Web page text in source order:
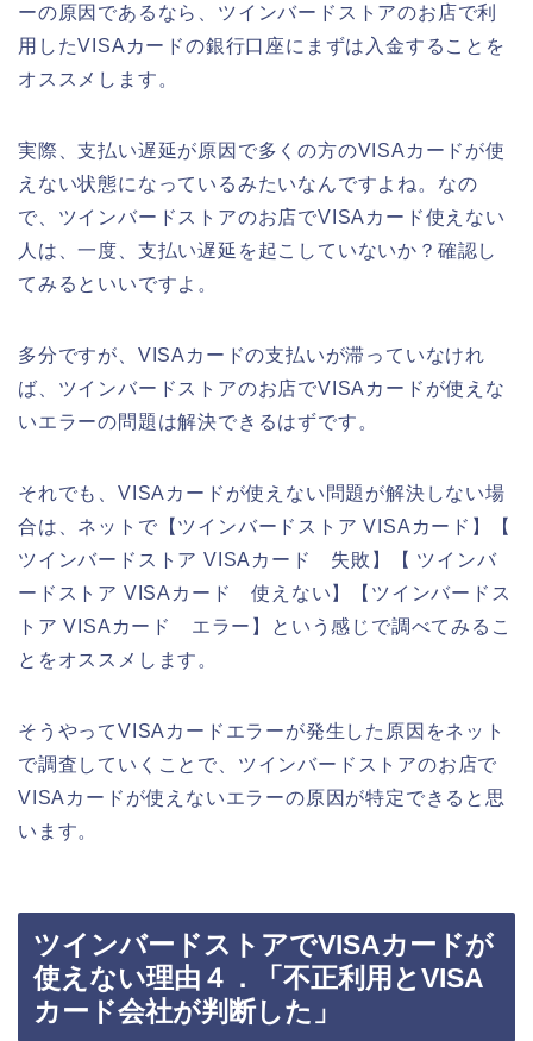
ーの原因であるなら、ツインバードストアのお店で利
用したVISAカードの銀行口座にまずは入金することを
オススメします。
実際、支払い遅延が原因で多くの方のVISAカードが使
えない状態になっているみたいなんですよね。なの
で、ツインバードストアのお店でVISAカード使えない
人は、一度、支払い遅延を起こしていないか？確認し
てみるといいですよ。
多分ですが、VISAカードの支払いが滞っていなけれ
ば、ツインバードストアのお店でVISAカードが使えな
いエラーの問題は解決できるはずです。
それでも、VISAカードが使えない問題が解決しない場
合は、ネットで【ツインバードストア VISAカード】【
ツインバードストア VISAカード 失敗】【 ツインバ
ードストア VISAカード 使えない】【ツインバードス
トア VISAカード エラー】という感じで調べてみるこ
とをオススメします。
そうやってVISAカードエラーが発生した原因をネット
で調査していくことで、ツインバードストアのお店で
VISAカードが使えないエラーの原因が特定できると思
います。
ツインバードストアでVISAカードが
使えない理由４．「不正利用とVISA
カード会社が判断した」